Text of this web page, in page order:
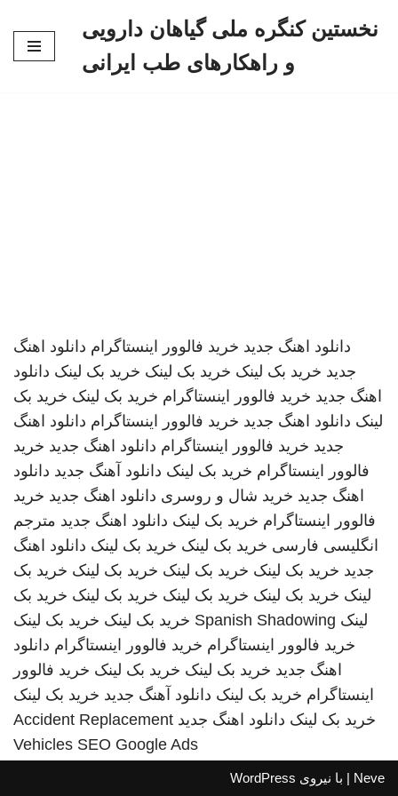
نخستین کنگره ملی گیاهان دارویی
و راهکارهای طب ایرانی
دانلود اهنگ جدید خرید فالوور اینستاگرام دانلود اهنگ
جدید خرید بک لینک خرید بک لینک خرید بک لینک دانلود
اهنگ جدید خرید فالوور اینستاگرام خرید بک لینک خرید بک
لینک دانلود اهنگ جدید خرید فالوور اینستاگرام دانلود اهنگ
جدید خرید فالوور اینستاگرام دانلود اهنگ جدید خرید
فالوور اینستاگرام خرید بک لینک دانلود آهنگ جدید دانلود
اهنگ جدید خرید شال و روسری دانلود اهنگ جدید خرید
فالوور اینستاگرام خرید بک لینک دانلود اهنگ جدید مترجم
انگلیسی فارسی خرید بک لینک خرید بک لینک دانلود اهنگ
جدید خرید بک لینک خرید بک لینک خرید بک لینک خرید بک
لینک خرید بک لینک خرید بک لینک خرید بک لینک خرید بک
لینک Spanish Shadowing خرید بک لینک خرید بک لینک
خرید فالوور اینستاگرام خرید فالوور اینستاگرام دانلود
اهنگ جدید خرید بک لینک خرید بک لینک خرید فالوور
اینستاگرام خرید بک لینک دانلود آهنگ جدید خرید بک لینک
خرید بک لینک دانلود اهنگ جدید Accident Replacement
Vehicles SEO Google Ads
Neve | با نیروی WordPress